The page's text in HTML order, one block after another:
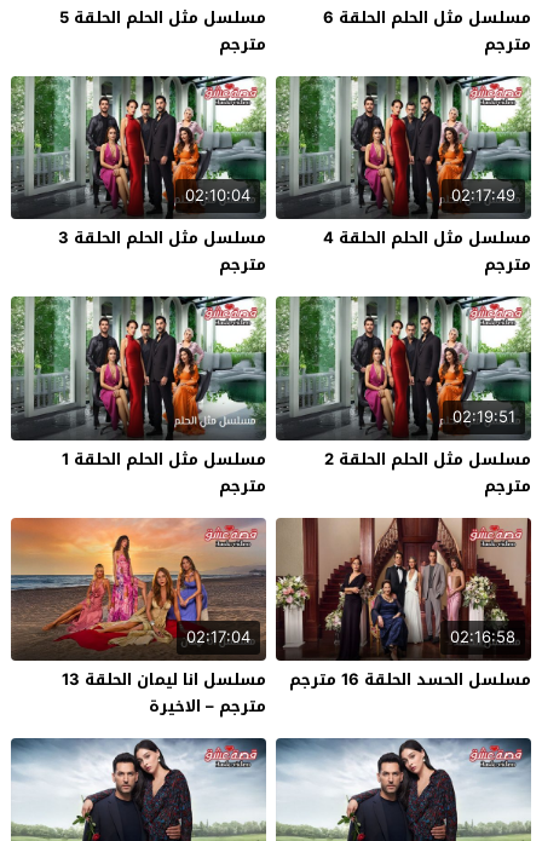
مسلسل مثل الحلم الحلقة 6
مترجم
مسلسل مثل الحلم الحلقة 5
مترجم
02:17:49
مسلسل مثل الحلم الحلقة 4
مترجم
02:10:04
مسلسل مثل الحلم الحلقة 3
مترجم
02:19:51
مسلسل مثل الحلم الحلقة 2
مترجم
مسلسل مثل الحلم الحلقة 1
مترجم
02:16:58
مسلسل الحسد الحلقة 16 مترجم
02:17:04
مسلسل انا ليمان الحلقة 13
مترجم – الاخيرة